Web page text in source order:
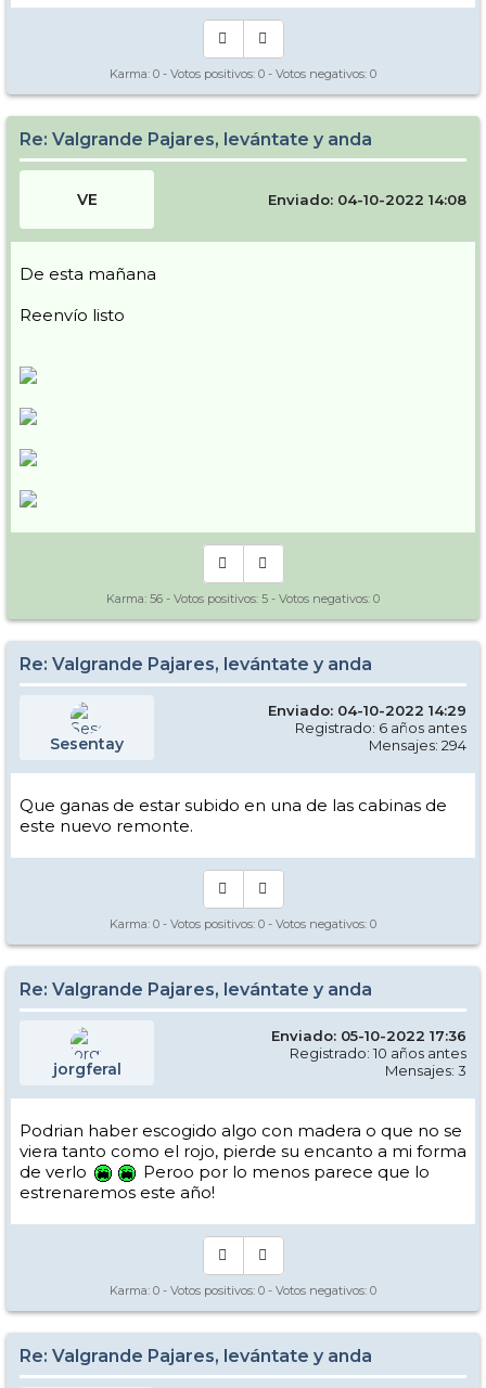
Karma: 0 - Votos positivos: 0 - Votos negativos: 0
Re: Valgrande Pajares, levántate y anda
VE Enviado: 04-10-2022 14:08
De esta mañana
Reenvío listo
Karma: 56 - Votos positivos: 5 - Votos negativos: 0
Re: Valgrande Pajares, levántate y anda
Sesentay
Enviado: 04-10-2022 14:29
Registrado: 6 años antes
Mensajes: 294
Que ganas de estar subido en una de las cabinas de
este nuevo remonte.
Karma: 0 - Votos positivos: 0 - Votos negativos: 0
Re: Valgrande Pajares, levántate y anda
jorgferal
Enviado: 05-10-2022 17:36
Registrado: 10 años antes
Mensajes: 3
Podrian haber escogido algo con madera o que no se
viera tanto como el rojo, pierde su encanto a mi forma
de verlo
Peroo por lo menos parece que lo
estrenaremos este año!
Karma: 0 - Votos positivos: 0 - Votos negativos: 0
Re: Valgrande Pajares, levántate y anda